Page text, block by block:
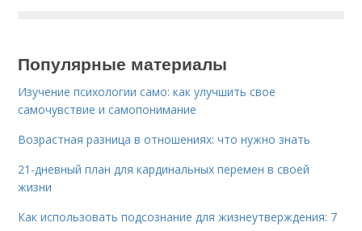
Популярные материалы
Изучение психологии само: как улучшить свое
самочувствие и самопонимание
Возрастная разница в отношениях: что нужно знать
21-дневный план для кардинальных перемен в своей
жизни
Как использовать подсознание для жизнеутверждения: 7